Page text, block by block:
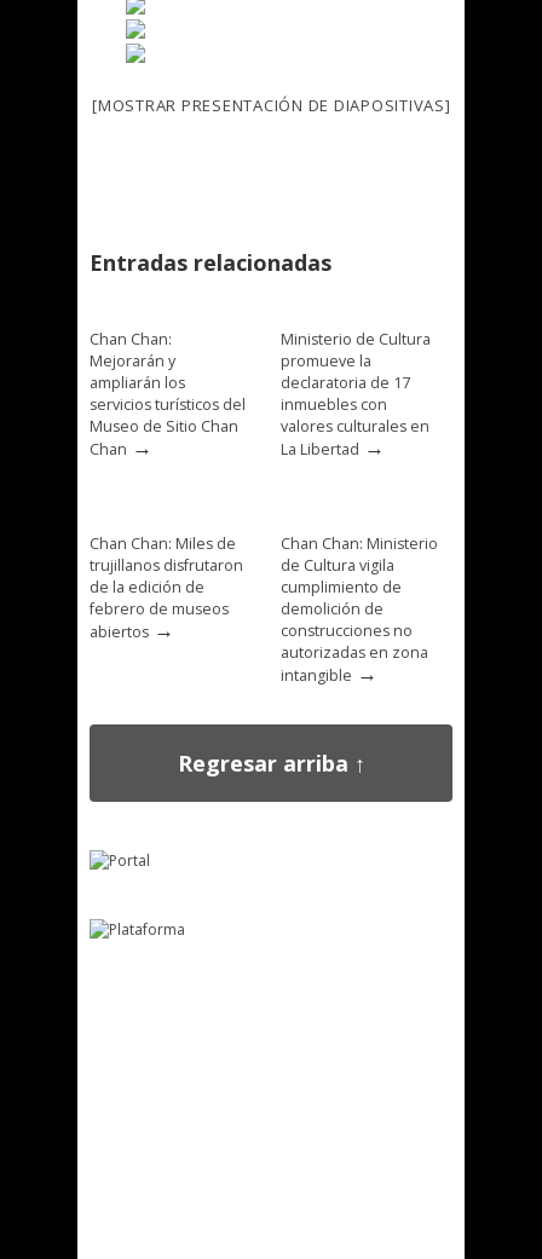
[MOSTRAR PRESENTACIÓN DE DIAPOSITIVAS]
Entradas relacionadas
Chan Chan:
Mejorarán y
ampliarán los
servicios turísticos del
Museo de Sitio Chan
Chan →
Ministerio de Cultura
promueve la
declaratoria de 17
inmuebles con
valores culturales en
La Libertad →
Chan Chan: Miles de
trujillanos disfrutaron
de la edición de
febrero de museos
abiertos →
Chan Chan: Ministerio
de Cultura vigila
cumplimiento de
demolición de
construcciones no
autorizadas en zona
intangible →
Regresar arriba ↑